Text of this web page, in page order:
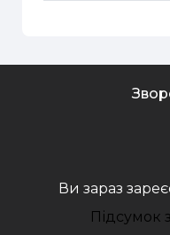
Ви зараз
Підсумок